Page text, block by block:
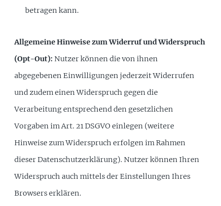
betragen kann.
Allgemeine Hinweise zum Widerruf und Widerspruch
(Opt-Out): Nutzer können die von ihnen
abgegebenen Einwilligungen jederzeit Widerrufen
und zudem einen Widerspruch gegen die
Verarbeitung entsprechend den gesetzlichen
Vorgaben im Art. 21 DSGVO einlegen (weitere
Hinweise zum Widerspruch erfolgen im Rahmen
dieser Datenschutzerklärung). Nutzer können Ihren
Widerspruch auch mittels der Einstellungen Ihres
Browsers erklären.